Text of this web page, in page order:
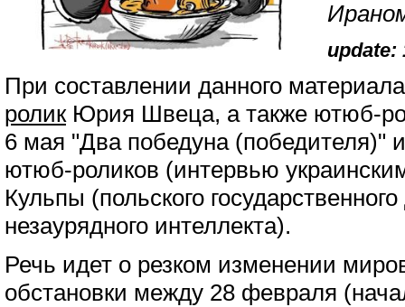
update:
При составлении данного
роликЮрия Швеца, а также ютюб-
6 мая "Два победуна (победителя)"
ютюб-роликов (интервью
Кульпы (польского
незаурядного интеллекта).
Речь идет о резком изменении
обстановки между 28 февраля